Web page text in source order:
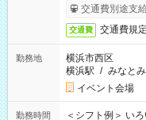
交通費別途支
交通費 交通費規
勤務地
横浜市西区
横浜駅 / みなと
イベント会場
勤務時間 ＜シフト例＞ い